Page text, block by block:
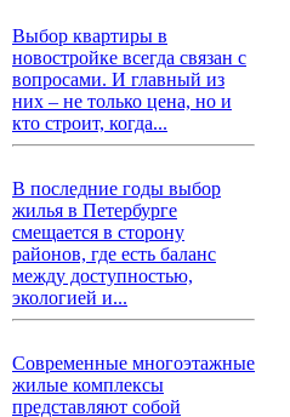
Выбор квартиры в
новостройке всегда связан с
вопросами. И главный из
них – не только цена, но и
кто строит, когда...
В последние годы выбор
жилья в Петербурге
смещается в сторону
районов, где есть баланс
между доступностью,
экологией и...
Современные многоэтажные
жилые комплексы
представляют собой